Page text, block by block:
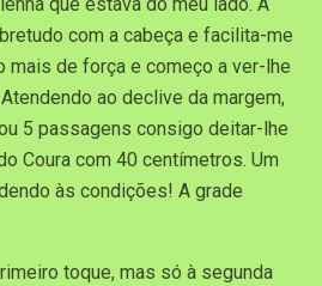
com a cabeça e facilita-me
mais de força e começo a ver-lhe
ao declive da margem,
5 passagens consigo deitar-lhe
Coura com 40 centímetros. Um
às condições! A grade
toque, mas só à segunda